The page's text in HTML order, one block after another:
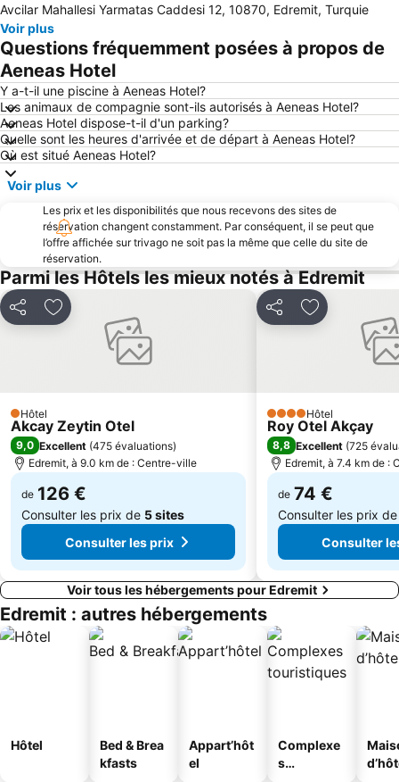
Badavut Beach
Ozdemir Site Plaji
Avcilar Mahallesi Yarmatas Caddesi 12, 10870, Edremit, Turquie
Voir plus
Questions fréquemment posées à propos de
Aeneas Hotel
Y a-t-il une piscine à Aeneas Hotel?
Les animaux de compagnie sont-ils autorisés à Aeneas Hotel?
Aeneas Hotel dispose-t-il d'un parking?
Quelle sont les heures d'arrivée et de départ à Aeneas Hotel?
Où est situé Aeneas Hotel?
Voir plus
Les prix et les disponibilités que nous recevons des sites de
réservation changent constamment. Par conséquent, il se peut que
l’offre affichée sur trivago ne soit pas la même que celle du site de
réservation.
Parmi les Hôtels les mieux notés à Edremit
PartagerAjouter à mes favoris
1 Étoiles
Hôtel
Akcay Zeytin Otel
9,0 Excellent (475 évaluations)
Edremit, à 9.0 km de : Centre-ville
de 126 €
Consulter les prix de 5 sites
Consulter les prix
PartagerAjouter à
4 ÉtoilesHôtel
Roy Otel Akçay
8,8 Excellent (725
Edremit, à 7.4 km de :
de 74 €
Consulter les prix
Consulter
Voir tous les hébergements pour Edremit
Edremit : autres hébergements
Hôtel
Bed & Brea
kfasts
Appart’hôt
el
Complexe
s